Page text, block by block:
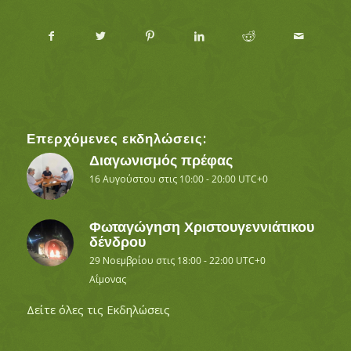
Επερχόμενες εκδηλώσεις:
Διαγωνισμός πρέφας
16 Αυγούστου στις 10:00-20:00 UTC+0
Φωταγώγηση Χριστουγεννιάτικου
δένδρου
29 Νοεμβρίου στις 18:00-22:00 UTC+0
Αΐμονας
Δείτε όλες τις Εκδηλώσεις